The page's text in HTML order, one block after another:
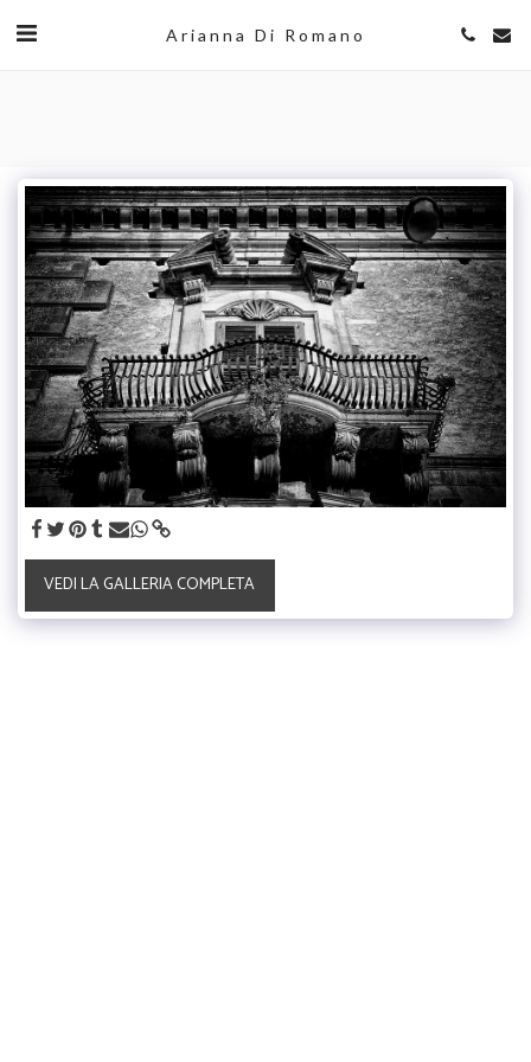
Arianna Di Romano
VEDI LA GALLERIA COMPLETA